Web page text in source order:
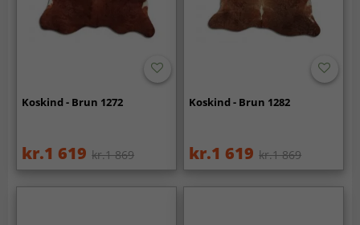
Koskind - Brun 1272
kr.1 619 kr.1 869
Koskind - Brun 1282
kr.1 619 kr.1 869